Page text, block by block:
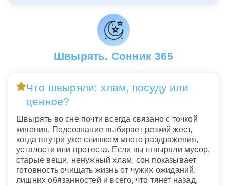
Швырять. Сонник 365
Что швыряли: хлам, посуду или
ценное?
Швырять во сне почти всегда связано с точкой
кипения. Подсознание выбирает резкий жест,
когда внутри уже слишком много раздражения,
усталости или протеста. Если вы швыряли мусор,
старые вещи, ненужный хлам, сон показывает
готовность очищать жизнь от чужих ожиданий,
лишних обязанностей и всего, что тянет назад.